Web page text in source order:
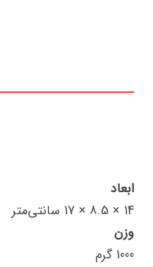
ابعاد
14 × 8.5 × 17 سانتی‌متر
وزن
1000 گرم